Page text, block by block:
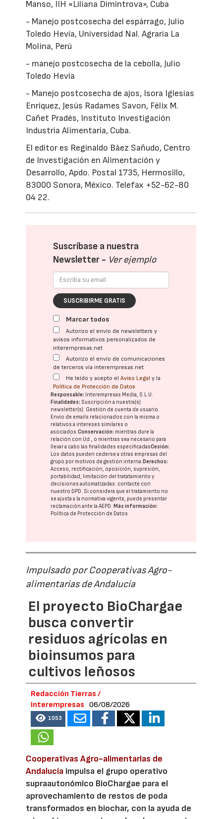
Manso, IIH «Liliana Dimintrova», Cuba
- Manejo postcosecha del espárrago, Julio
Toledo Hevia, Universidad Nal. Agraria La
Molina, Perú
- manejo postcosecha de la cebolla, Julio
Toledo Hevia
- Manejo postcosecha de ajos, Isora Iglesias
Enríquez, Jesús Radames Savon, Félix M.
Cañet Pradés, Instituto Investigación
Industria Alimentaria, Cuba.
El editor es Reginaldo Báez Sañudo, Centro
de Investigación en Alimentación y
Desarrollo, Apdo. Postal 1735, Hermosillo,
83000 Sonora, México. Telefax +52-62-80
04 22.
Suscríbase a nuestra
Newsletter - Ver ejemplo
SUSCRIBIRME GRATIS
Marcar todos
Autorizo el envío de newsletters y
avisos informativos personalizados de
interempresas.net
Autorizo el envío de comunicaciones
de terceros vía interempresas.net
He leído y acepto elAviso Legal y la
Política de Protección de Datos
Responsable: Interempresas Media, S.L.U.
Finalidades: Suscripción a nuestra(s)
newsletter(s). Gestión de cuenta de usuario.
Envío de emails relacionados con la misma o
relativos a intereses similares o
asociados.Conservación: mientras dure la
relación con Ud., o mientras sea necesario para
llevar a cabo las finalidades especificadasCesión:
Los datos pueden cederse a otras empresas del
grupo por motivos de gestión interna.Derechos:
Acceso, rectificación, oposición, supresión,
portabilidad, limitación del tratatamiento y
decisiones automatizadas: contacte con
nuestro DPD. Si considera que el tratamiento no
se ajusta a la normativa vigente, puede presentar
reclamación ante laAEPD.Más información:
Política de Protección de Datos
Impulsado por Cooperativas Agro-
alimentarias de Andalucía
El proyecto BioChargae
busca convertir
residuos agrícolas en
bioinsumos para
cultivos leñosos
Redacción Tierras /
Interempresas
06/08/2026
1053
Cooperativas Agro-alimentarias de
Andalucía impulsa el grupo operativo
supraautonómico BioChargae para el
aprovechamiento de restos de poda
transformados en biochar, con la ayuda de